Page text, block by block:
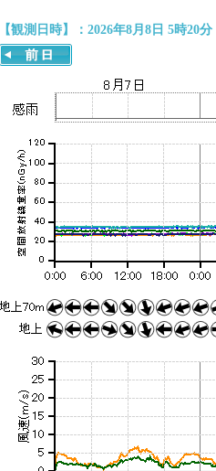
【観測日時】：2026年8月8日 5時20分